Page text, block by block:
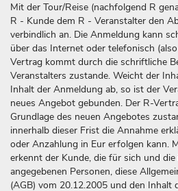
Mit der Tour/Reise (nachfolgend R
R - Kunde dem R - Veranstalter den
verbindlich an. Die Anmeldung kann
über das Internet oder telefonisch
Vertrag kommt durch die schriftliche
Veranstalters zustande. Weicht der
Inhalt der Anmeldung ab, so ist der
neues Angebot gebunden. Der R-
Grundlage des neuen Angebotes
innerhalb dieser Frist die Annahme
oder Anzahlung in Eur erfolgen kann.
erkennt der Kunde, die für sich und
angegebenen Personen, diese
(AGB) vom 20.12.2005 und den Inhalt